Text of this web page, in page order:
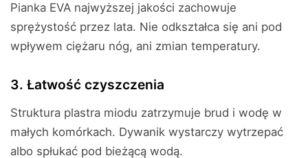
Pianka EVA najwyższej jakości zachowuje
sprężystość przez lata. Nie odkształca się ani pod
wpływem ciężaru nóg, ani zmian temperatury.
3. Łatwość czyszczenia
Struktura plastra miodu zatrzymuje brud i wodę w
małych komórkach. Dywanik wystarczy wytrzepać
albo spłukać pod bieżącą wodą.